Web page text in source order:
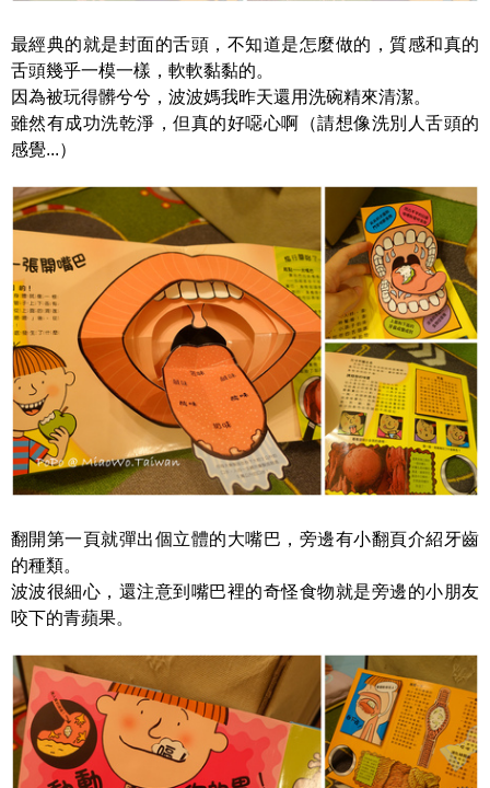
最經典的就是封面的舌頭，不知道是怎麼做的，質感和真的
舌頭幾乎一模一樣，軟軟黏黏的。
因為被玩得髒兮兮，波波媽我昨天還用洗碗精來清潔。
雖然有成功洗乾淨，但真的好噁心啊（請想像洗別人舌頭的
感覺...）
翻開第一頁就彈出個立體的大嘴巴，旁邊有小翻頁介紹牙齒
的種類。
波波很細心，還注意到嘴巴裡的奇怪食物就是旁邊的小朋友
咬下的青蘋果。